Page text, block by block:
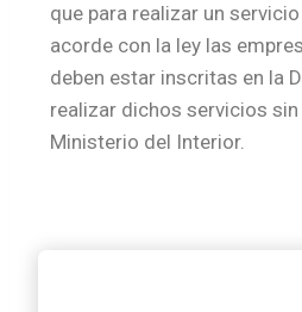
que para realizar un
acorde con la ley las
deben estar inscritas en la
realizar dichos servicios
Ministerio del Interior.